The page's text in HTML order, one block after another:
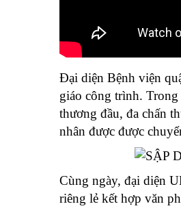
Đại diện Bệnh viện
giáo công trình.
thương đầu, đa chấn
nhân được được
Cùng ngày, đại diện
riêng lẻ kết hợp văn